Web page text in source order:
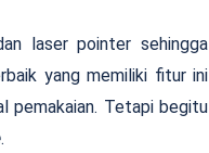
laser pointer sehingga
yang memiliki fitur ini
pemakaian. Tetapi begitu
.